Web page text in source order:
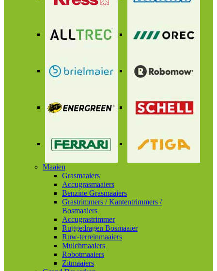
Maaien
Grasmaaiers
Accugrasmaaiers
Benzine Grasmaaiers
Grastrimmers / Kantentrimmers /
Bosmaaiers
Accugrastrimmer
Ruggedragen Bosmaaier
Ruw-terreinmaaiers
Mulchmaaiers
Robotmaaiers
Zitmaaiers